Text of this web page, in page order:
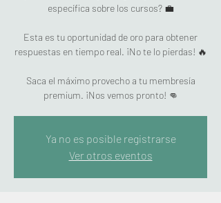
específica sobre los cursos? 💼
Esta es tu oportunidad de oro para obtener
respuestas en tiempo real. ¡No te lo pierdas! 🔥
Saca el máximo provecho a tu membresía
premium. ¡Nos vemos pronto! 👊
Ya no es posible registrarse
Ver otros eventos